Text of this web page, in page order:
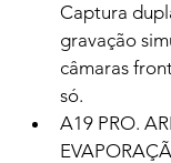
Captura
gravação
câmaras
só.
A19 PRO.